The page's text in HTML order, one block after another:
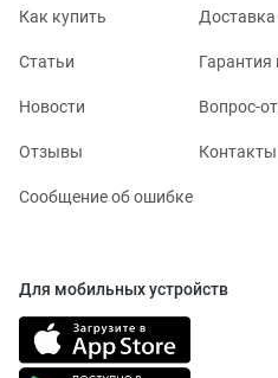
Как купить Доставка
Статьи Гарантия
Новости Вопрос-
Отзывы Контакты
Сообщение об ошибке
Для мобильных устройств